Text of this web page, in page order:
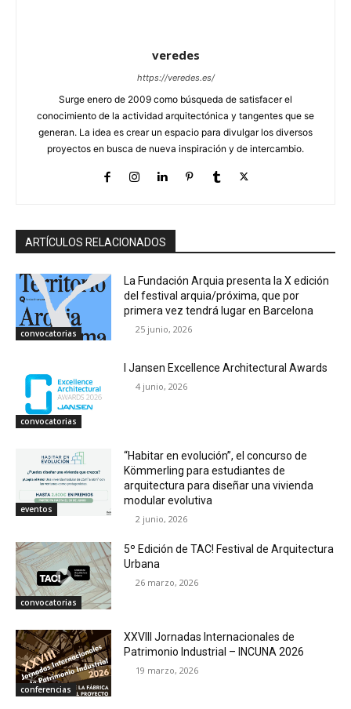
veredes
https://veredes.es/
Surge enero de 2009 como búsqueda de satisfacer el
conocimiento de la actividad arquitectónica y tangentes que se
generan. La idea es crear un espacio para divulgar los diversos
proyectos en busca de nueva inspiración y de intercambio.
ARTÍCULOS RELACIONADOS
convocatorias
La Fundación Arquia presenta la X edición
del festival arquia/próxima, que por
primera vez tendrá lugar en Barcelona
25 junio, 2026
convocatorias
I Jansen Excellence Architectural Awards
4 junio, 2026
eventos
“Habitar en evolución”, el concurso de
Kömmerling para estudiantes de
arquitectura para diseñar una vivienda
modular evolutiva
2 junio, 2026
convocatorias
5º Edición de TAC! Festival de Arquitectura
Urbana
26 marzo, 2026
conferencias
XXVIII Jornadas Internacionales de
Patrimonio Industrial – INCUNA 2026
19 marzo, 2026